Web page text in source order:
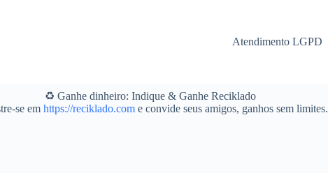
Atendimento LGPD
♻️ Ganhe dinheiro: Indique & Ganhe Reciklado
se em https://reciklado.come convide seus amigos, ganhos sem limites.